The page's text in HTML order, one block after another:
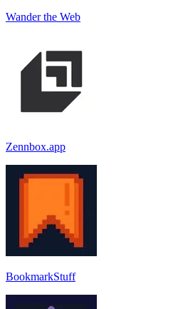
Wander the Web
Zennbox.app
BookmarkStuff